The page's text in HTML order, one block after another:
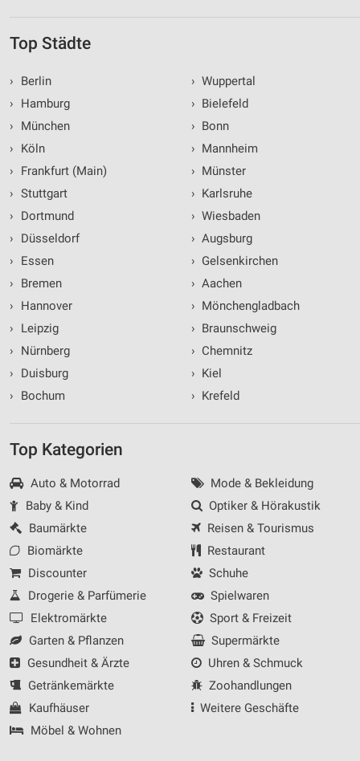
Top Städte
›
Berlin
›
Hamburg
›
München
›
Köln
›
Frankfurt (Main)
› Stuttgart
›
Dortmund
›
Düsseldorf
›
Essen
›
Bremen
›
Hannover
›
Leipzig
›
Nürnberg
›
Duisburg
›
Bochum
› Wuppertal
› Bielefeld
› Bonn
› Mannheim
› Münster
› Karlsruhe
› Wiesbaden
› Augsburg
› Gelsenkirchen
› Aachen
› Mönchengladbach
› Braunschweig
› Chemnitz
› Kiel
› Krefeld
Top Kategorien
Auto & Motorrad
Baby & Kind
Baumärkte
Biomärkte
Discounter
Drogerie & Parfümerie
Elektromärkte
Garten & Pflanzen
Gesundheit & Ärzte
Getränkemärkte
Kaufhäuser
Möbel & Wohnen
Mode & Bekleidung
Optiker & Hörakustik
Reisen & Tourismus
Restaurant
Schuhe
Spielwaren
Sport & Freizeit
Supermärkte
Uhren & Schmuck
Zoohandlungen
Weitere Geschäfte